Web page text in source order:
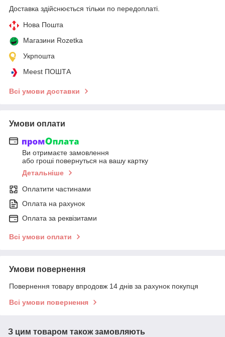
Доставка здійснюється тільки по передоплаті.
Нова Пошта
Магазини Rozetka
Укрпошта
Meest ПОШТА
Всі умови доставки
Умови оплати
Ви отримаєте замовлення
або гроші повернуться на вашу картку
Детальніше
Оплатити частинами
Оплата на рахунок
Оплата за реквізитами
Всі умови оплати
Умови повернення
Повернення товару впродовж 14 днів за рахунок покупця
Всі умови повернення
З цим товаром також замовляють